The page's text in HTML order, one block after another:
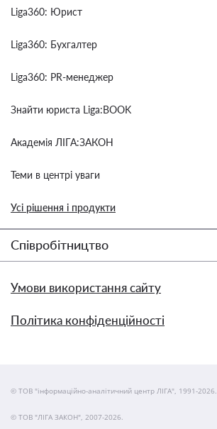
Liga360: Юрист
Liga360: Бухгалтер
Liga360: PR-менеджер
Знайти юриста Liga:BOOK
Академія ЛІГА:ЗАКОН
Теми в центрі уваги
Усі рішення і продукти
Співробітництво
Умови використання сайту
Політика конфіденційності
© ТОВ "інформаційно-аналітичний центр ЛІГА", 1991-2026.
© ТОВ "ЛІГА ЗАКОН", 2007-2026.